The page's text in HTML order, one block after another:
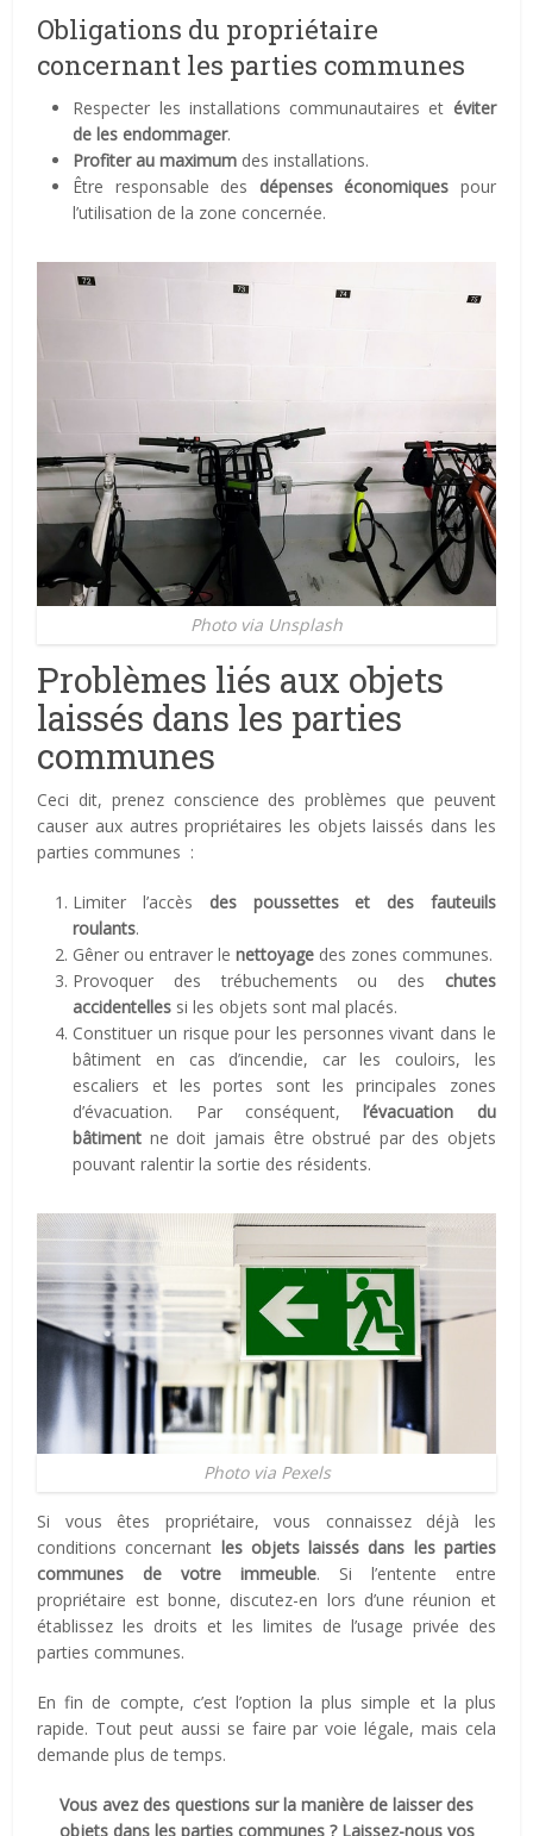
Obligations du propriétaire
concernant les parties communes
Respecter les installations communautaires et éviter
de les endommager.
Profiter au maximum des installations.
Être responsable des dépenses économiques pour
l’utilisation de la zone concernée.
Photo via Unsplash
Problèmes liés aux objets
laissés dans les parties
communes
Ceci dit, prenez conscience des problèmes que peuvent
causer aux autres propriétaires les objets laissés dans les
parties communes :
Limiter l’accès des poussettes et des fauteuils
roulants.
Gêner ou entraver lenettoyage des zones communes.
Provoquer des trébuchements ou des chutes
accidentelles si les objets sont mal placés.
Constituer un risque pour les personnes vivant dans le
bâtiment en cas d’incendie, car les couloirs, les
escaliers et les portes sont les principales zones
d’évacuation. Par conséquent,l’évacuation du
bâtiment ne doit jamais être obstrué par des objets
pouvant ralentir la sortie des résidents.
Photo via Pexels
Si vous êtes propriétaire, vous connaissez déjà les
conditions concernant les objets laissés dans les parties
communes
de votre immeuble. Si l’entente entre
propriétaire est bonne, discutez-en lors d’une réunion et
établissez les droits et les limites de l’usage privée des
parties communes.
En fin de compte, c’est l’option la plus simple et la plus
rapide. Tout peut aussi se faire par voie légale, mais cela
demande plus de temps.
Vous avez des questions sur la manière de laisser des
objets dans les parties communes ? Laissez-nous vos